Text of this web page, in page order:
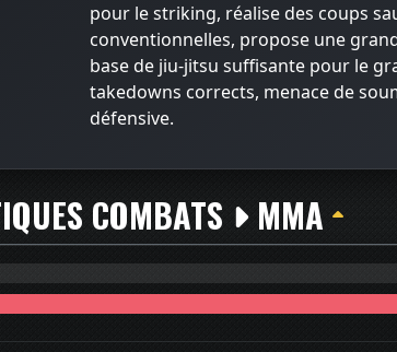
pour le striking, réalise des coups
conventionnelles, propose une
base de jiu-jitsu suffisante pour le
takedowns corrects, menace de
défensive.
COMBATS MMA